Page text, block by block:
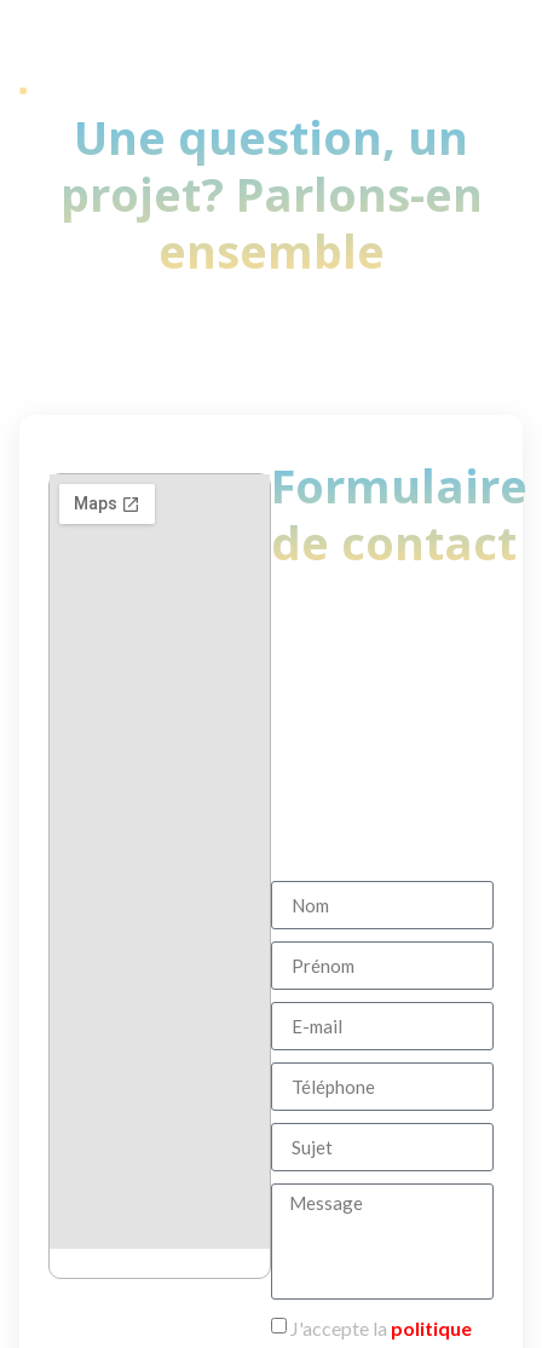
Une question, un
projet? Parlons-en
ensemble
Formulaire
de contact
J'accepte la politique